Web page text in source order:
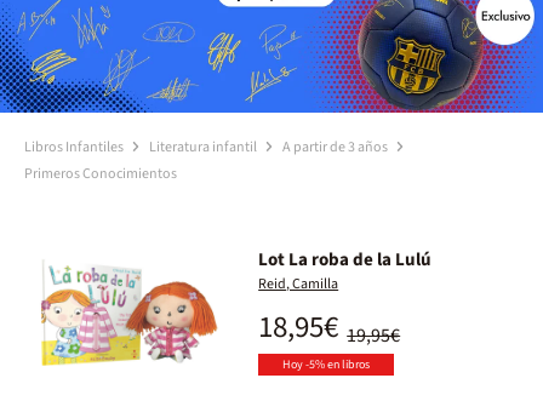
Libros Infantiles Literatura infantil
A partir de 3 años
Primeros Conocimientos
Lot La roba de la Lulú
Reid, Camilla
19,95€
18,95€
Hoy -5% en libros